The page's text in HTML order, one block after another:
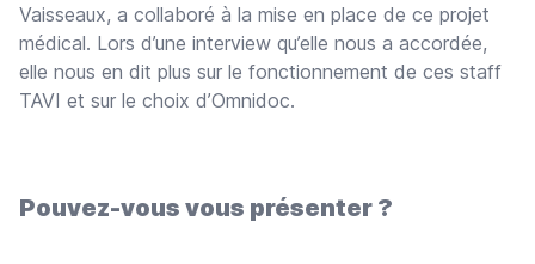
Vaisseaux, a collaboré à la mise en place de ce projet
médical. Lors d’une interview qu’elle nous a accordée,
elle nous en dit plus sur le fonctionnement de ces staff
TAVI et sur le choix d’Omnidoc.
Pouvez-vous vous présenter ?